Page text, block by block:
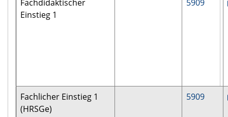
Fachdidaktischer
Einstieg 1
5909
Fachlicher Einstieg 1
(HRSGe)
5909